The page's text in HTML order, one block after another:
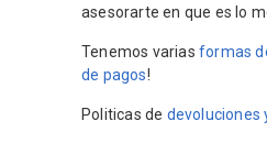
asesorarte en que es lo
Tenemos varias formas
de pagos!
Politicas de devoluciones